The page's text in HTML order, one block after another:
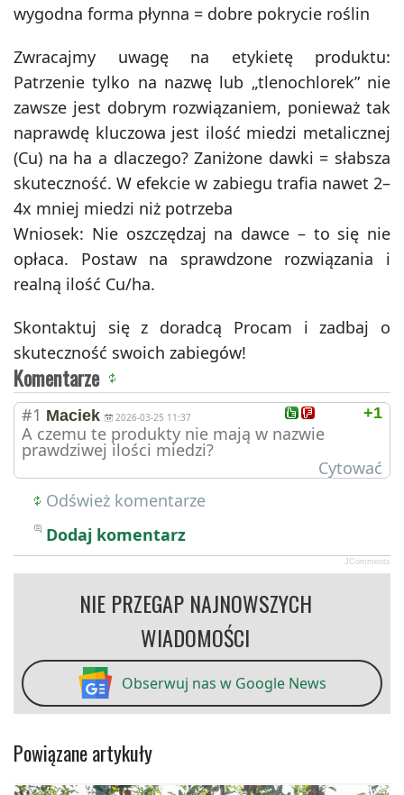
wygodna forma płynna = dobre pokrycie roślin
Zwracajmy uwagę na etykietę produktu:
Patrzenie tylko na nazwę lub „tlenochlorek” nie
zawsze jest dobrym rozwiązaniem, ponieważ tak
naprawdę kluczowa jest ilość miedzi metalicznej
(Cu) na ha a dlaczego? Zaniżone dawki = słabsza
skuteczność. W efekcie w zabiegu trafia nawet 2–
4x mniej miedzi niż potrzeba
Wniosek: Nie oszczędzaj na dawce – to się nie
opłaca. Postaw na sprawdzone rozwiązania i
realną ilość Cu/ha.
Skontaktuj się z doradcą Procam i zadbaj o
skuteczność swoich zabiegów!
Komentarze
+1
#1 Maciek 2026-03-25 11:37
A czemu te produkty nie mają w nazwie
prawdziwej ilości miedzi?
Cytować
Odśwież komentarze
Dodaj komentarz
JComments
NIE PRZEGAP NAJNOWSZYCH
WIADOMOŚCI
Obserwuj nas w Google News
Powiązane artykuły